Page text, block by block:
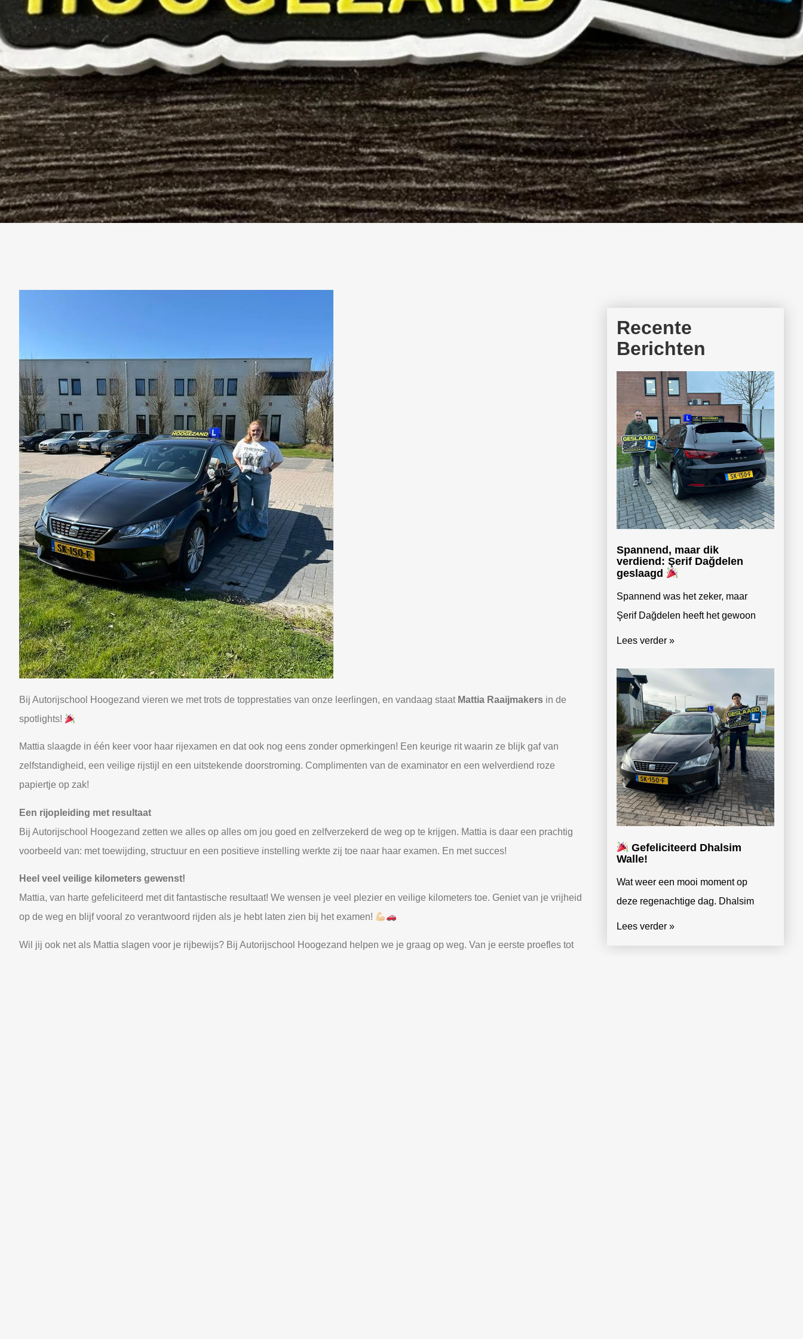
Bij Autorijschool Hoogezand vieren we met trots de topprestaties van onze leerlingen, en vandaag staat Mattia Raaijmakers in de
spotlights!
Mattia slaagde in één keer voor haar rijexamen en dat ook nog eens zonder opmerkingen! Een keurige rit waarin ze blijk gaf van
zelfstandigheid, een veilige rijstijl en een uitstekende doorstroming. Complimenten van de examinator en een welverdiend roze
papiertje op zak!
Een rijopleiding met resultaat
Bij Autorijschool Hoogezand zetten we alles op alles om jou goed en zelfverzekerd de weg op te krijgen. Mattia is daar een prachtig
voorbeeld van: met toewijding, structuur en een positieve instelling werkte zij toe naar haar examen. En met succes!
Heel veel veilige kilometers gewenst!
Mattia, van harte gefeliciteerd met dit fantastische resultaat! We wensen je veel plezier en veilige kilometers toe. Geniet van je vrijheid
op de weg en blijf vooral zo verantwoord rijden als je hebt laten zien bij het examen!
Wil jij ook net als Mattia slagen voor je rijbewijs? Bij Autorijschool Hoogezand helpen we je graag op weg. Van je eerste proefles tot
Recente
Berichten
Spannend, maar dik
verdiend: Şerif Dağdelen
geslaagd
Spannend was het zeker, maar
Şerif Dağdelen heeft het gewoon
Lees verder »
Gefeliciteerd Dhalsim
Walle!
Wat weer een mooi moment op
deze regenachtige dag. Dhalsim
Lees verder »